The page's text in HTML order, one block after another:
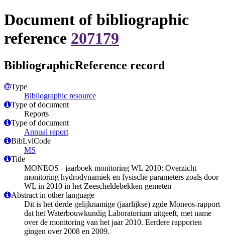
Document of bibliographic
reference 207179
BibliographicReference record
Type
Bibliographic resource
Type of document
Reports
Type of document
Annual report
BibLvlCode
MS
Title
MONEOS - jaarboek monitoring WL 2010: Overzicht
monitoring hydrodynamiek en fysische parameters zoals door
WL in 2010 in het Zeescheldebekken gemeten
Abstract in other language
Dit is het derde gelijknamige (jaarlijkse) zgde Moneos-rapport
dat het Waterbouwkundig Laboratorium uitgeeft, met name
over de monitoring van het jaar 2010. Eerdere rapporten
gingen over 2008 en 2009.